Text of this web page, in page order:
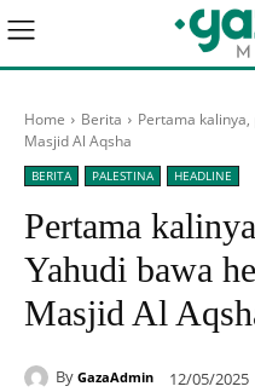
Home Berita
Pertama
Masjid Al Aqsha
BERITA PALESTINA HEADLINE
Pertama
Yahudi bawa
Masjid Al
By GazaAdmin 12/05/2025